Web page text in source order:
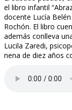
el libro infantil
docente Lucía
Rochón. El libro
además conlleva
Lucila Zaredi,
nena de diez años